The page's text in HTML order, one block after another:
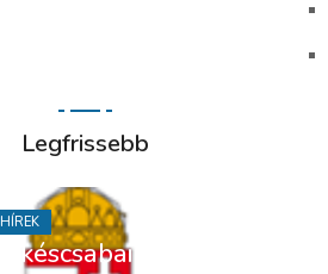
Legfrissebb
Békéscsabai
HÍREK